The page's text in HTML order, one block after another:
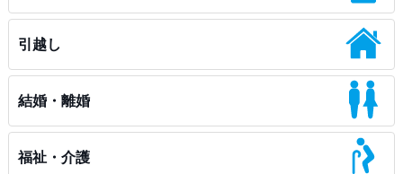
引越し
結婚・離婚
福祉・介護